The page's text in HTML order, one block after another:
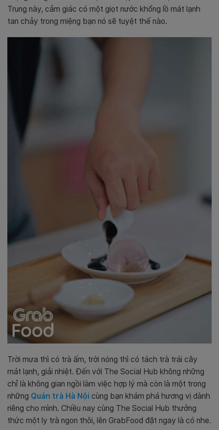
Trung này, cảm giác có một giọt nước khổng lồ mát lạnh
tan chảy trong miệng bạn nó sẽ tuyệt thế nào.
Trời mưa thì có trà ấm, trời nóng thì có tách trà trái cây
mát lạnh, giải nhiệt. Đến với The Social Hub không những
chỉ là không gian ngồi làm việc hợp lý mà còn là một trong
những Quán trà Hà Nội cùng bạn khám phá hương vị dành
riêng cho mình. Chiều nay cùng The Social Hub thưởng
thức một ly trà ngon thôi, lên GrabFood đặt ngay là có nhe.